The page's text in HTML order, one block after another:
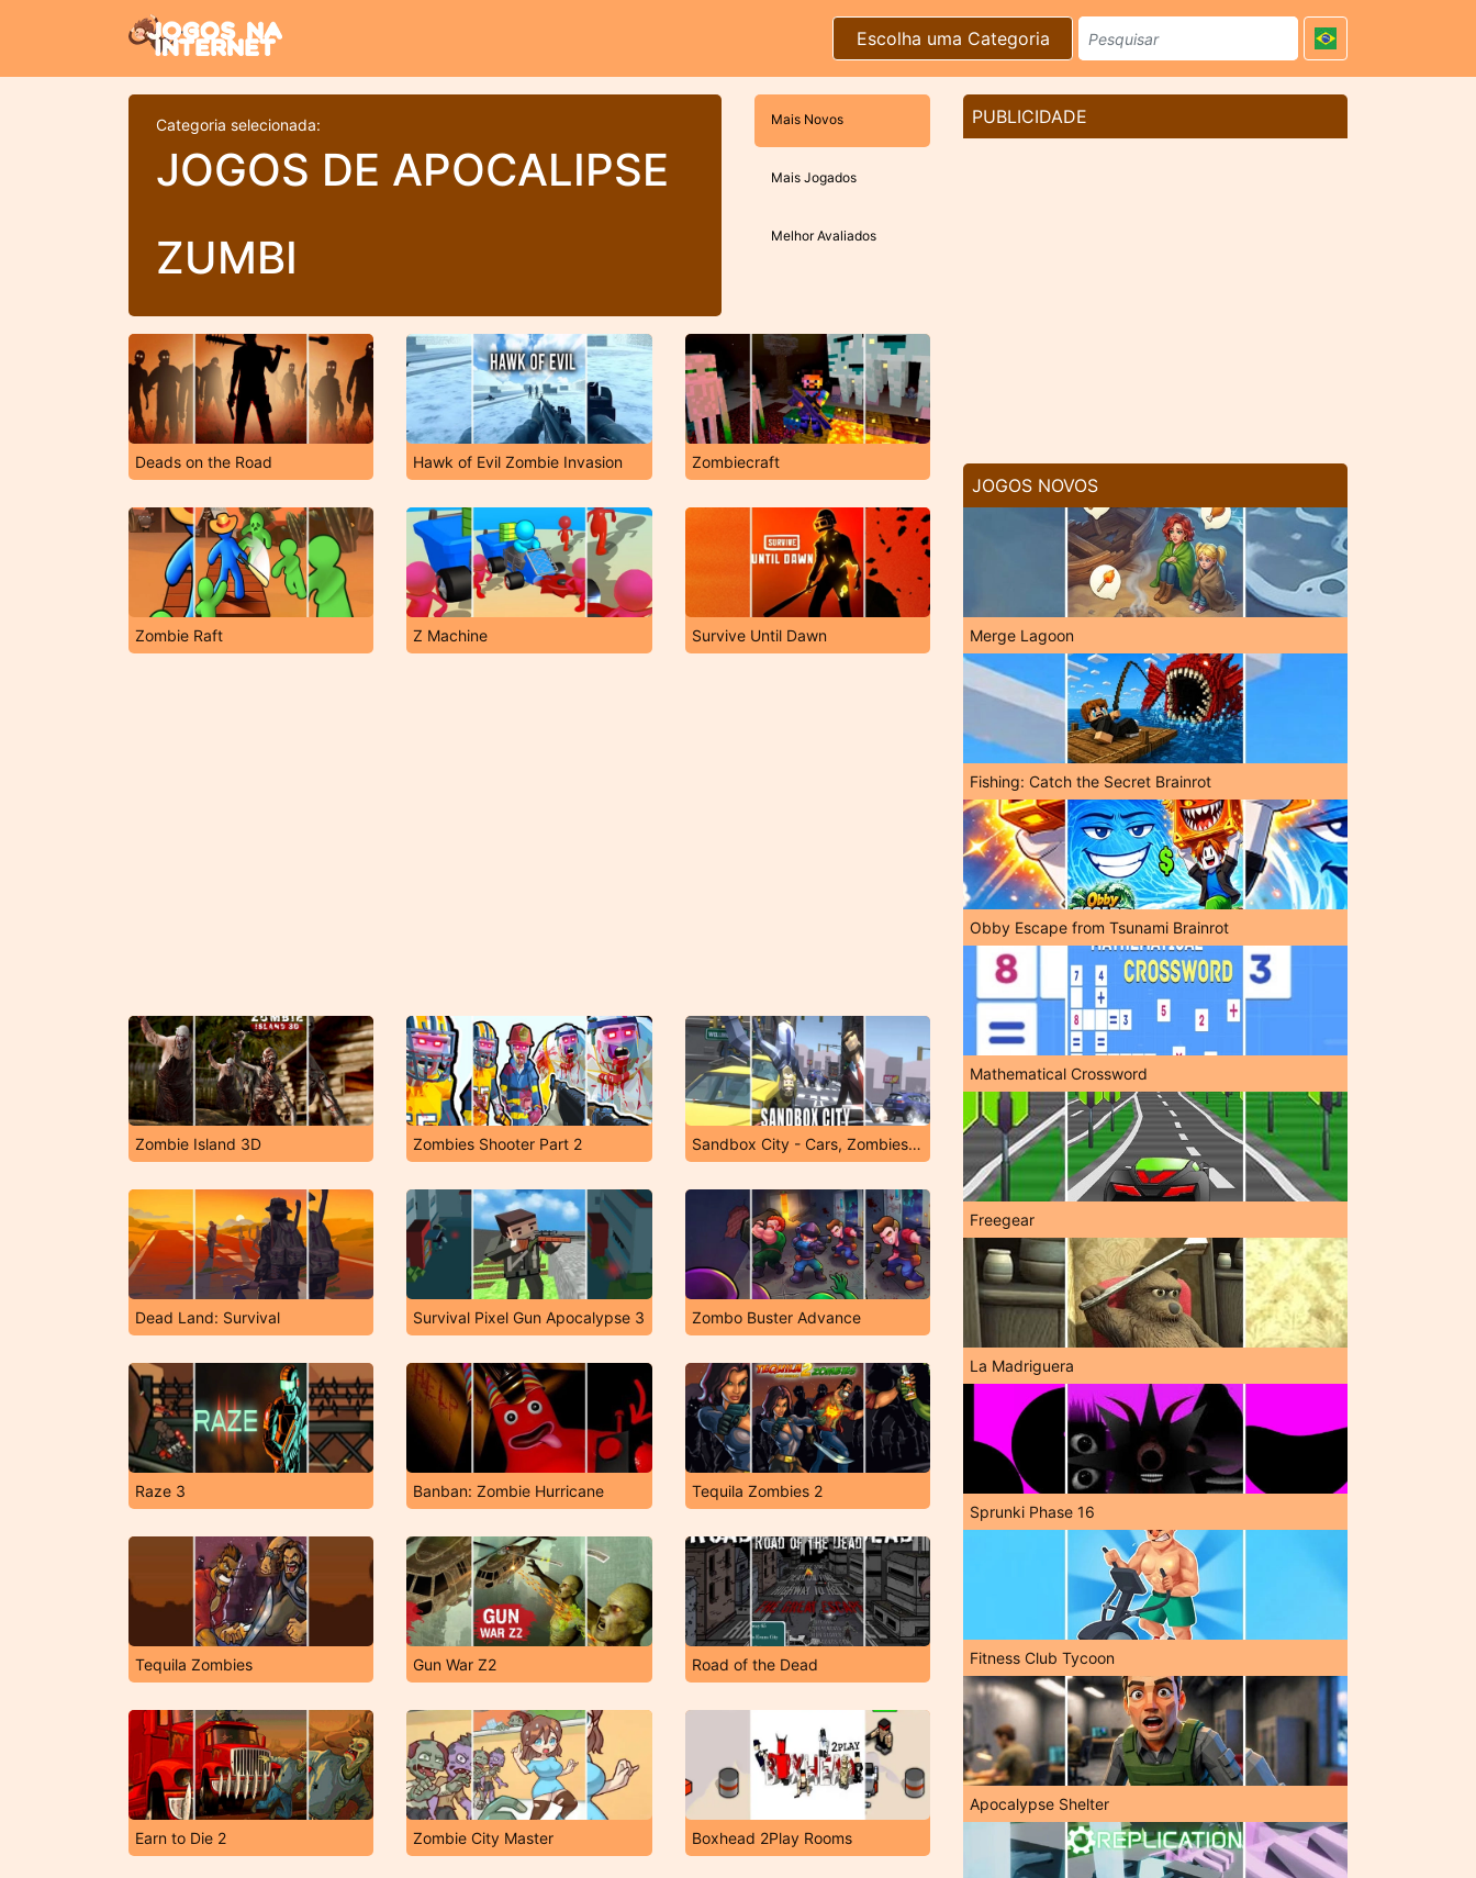
Escolha uma Categoria
Categoria selecionada:
JOGOS DE APOCALIPSE
ZUMBI
Mais Novos
Mais Jogados
Melhor Avaliados
Deads on the Road Hawk of Evil Zombie Invasion Zombiecraft
Zombie Raft Z Machine Survive Until Dawn
Zombie Island 3D Zombies Shooter Part 2 Sandbox City - Cars, Zombies, Ragdolls!
Dead Land: Survival Survival Pixel Gun Apocalypse 3 Zombo Buster Advance
Raze 3 Banban: Zombie Hurricane Tequila Zombies 2
Tequila Zombies Gun War Z2 Road of the Dead
Earn to Die 2 Zombie City Master Boxhead 2Play Rooms
PUBLICIDADE
JOGOS NOVOS
Merge Lagoon
Fishing: Catch the Secret Brainrot
Obby Escape from Tsunami Brainrot
Mathematical Crossword
Freegear
La Madriguera
Sprunki Phase 16
Fitness Club Tycoon
Apocalypse Shelter